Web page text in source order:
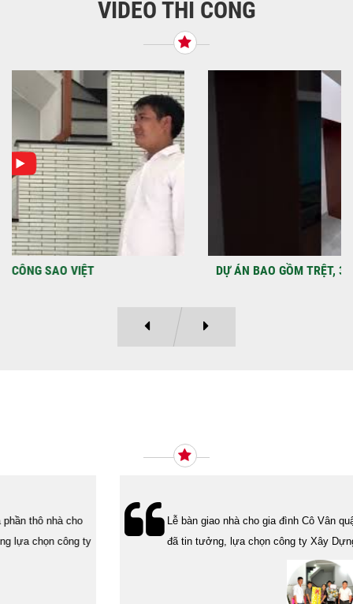
Tiếp nối sự tin tưởng từ quý khách hàng, vừa
qua Công Ty TNHH Thiết Kế Xây Dựng Sao
NHẬN CHÌA KHÓA – TRAO TỔ ẤM MỚI
TẠI PHƯỜNG AN LẠC
Địa điểm: Đường Lâm Hoành, phường An
LạcGia chủ: Anh Kỳ Xây Dựng Sao Việt chính
thức hoàn tất và...
VIDEO THI CÔNG
DỰ ÁN BAO GỒM TRỆT, 3 LẦU VÀ SÂN THƯỢNG ANH THANH
Lễ bàn giao nhà cho gia đình Cô Vân quận 11. Cám ơn anh Tính
đã tin tưởng, lựa chọn công ty Xây Dựng Sao Việt.